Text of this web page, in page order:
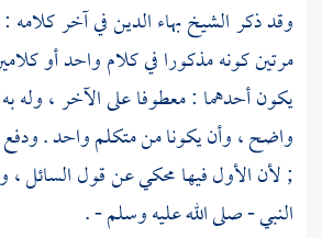
وقد ذكرالشيخ بهاء الدينفي آخر كلامه :
مرتين كونه مذكورا في كلام واحد أو
يكون أحدهما : معطوفا على الآخر ، وله
واضح ، وأن يكونا من متكلم واحد . ودفع
; لأن الأول فيها محكي عن قول السائل ،
النبي - صلى الله عليه وسلم - .